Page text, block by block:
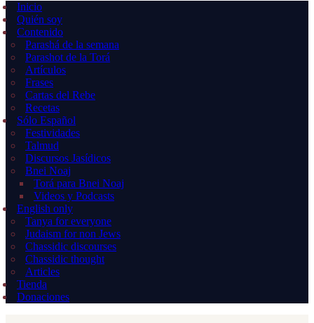
Inicio
Quién soy
Contenido
Parashá de la semana
Parashot de la Torá
Artículos
Frases
Cartas del Rebe
Recetas
Sólo Español
Festividades
Talmud
Discursos Jasídicos
Bnei Noaj
Torá para Bnei Noaj
Videos y Podcasts
English only
Tanya for everyone
Judaism for non Jews
Chassidic discourses
Chassidic thought
Articles
Tienda
Donaciones